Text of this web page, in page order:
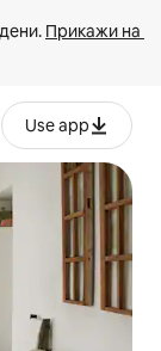
Прикажи на
Use app